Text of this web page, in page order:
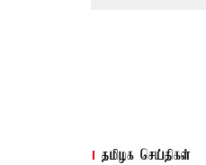
தமிழக செய்திகள்